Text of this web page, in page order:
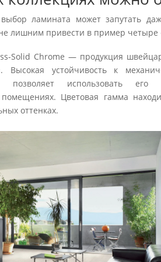
ламината может запутать
лишним привести в пример
Solid Chrome — продукция
Высокая устойчивость к
позволяет использовать
Цветовая гамма
оттенках.